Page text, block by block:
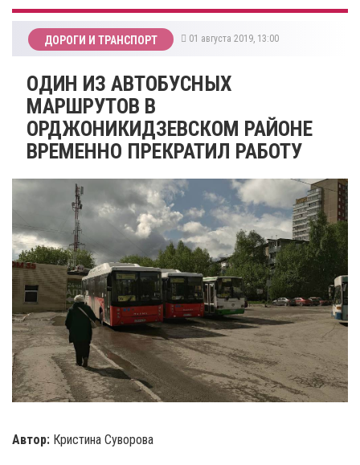
ДОРОГИ И ТРАНСПОРТ 01 августа 2019, 13:00
ОДИН ИЗ АВТОБУСНЫХ
МАРШРУТОВ В
ОРДЖОНИКИДЗЕВСКОМ РАЙОНЕ
ВРЕМЕННО ПРЕКРАТИЛ РАБОТУ
Автор: Кристина Суворова